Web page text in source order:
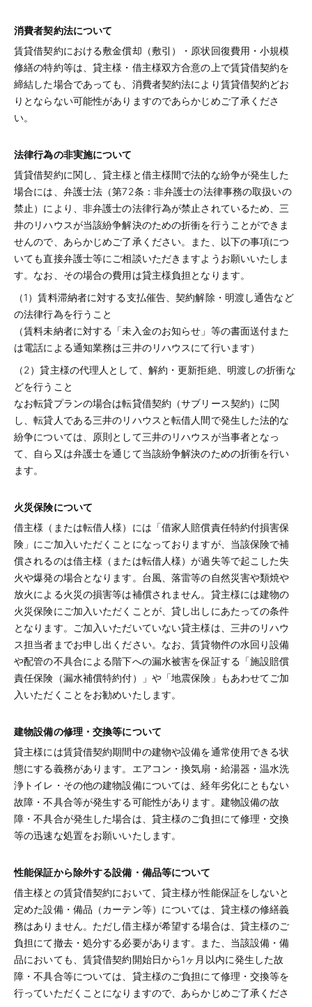
消費者契約法について
賃貸借契約における敷金償却（敷引）・原状回復費用・小規模
修繕の特約等は、貸主様・借主様双方合意の上で賃貸借契約を
締結した場合であっても、消費者契約法により賃貸借契約どお
りとならない可能性がありますのであらかじめご了承くださ
い。
法律行為の非実施について
賃貸借契約に関し、貸主様と借主様間で法的な紛争が発生した
場合には、弁護士法（第72条：非弁護士の法律事務の取扱いの
禁止）により、非弁護士の法律行為が禁止されているため、三
井のリハウスが当該紛争解決のための折衝を行うことができま
せんので、あらかじめご了承ください。また、以下の事項につ
いても直接弁護士等にご相談いただきますようお願いいたしま
す。なお、その場合の費用は貸主様負担となります。
（1）賃料滞納者に対する支払催告、契約解除・明渡し通告など
の法律行為を行うこと
（賃料未納者に対する「未入金のお知らせ」等の書面送付また
は電話による通知業務は三井のリハウスにて行います）
（2）貸主様の代理人として、解約・更新拒絶、明渡しの折衝な
どを行うこと
なお転貸プランの場合は転貸借契約（サブリース契約）に関
し、転貸人である三井のリハウスと転借人間で発生した法的な
紛争については、原則として三井のリハウスが当事者となっ
て、自ら又は弁護士を通じて当該紛争解決のための折衝を行い
ます。
火災保険について
借主様（または転借人様）には「借家人賠償責任特約付損害保
険」にご加入いただくことになっておりますが、当該保険で補
償されるのは借主様（または転借人様）が過失等で起こした失
火や爆発の場合となります。台風、落雷等の自然災害や類焼や
放火による火災の損害等は補償されません。貸主様には建物の
火災保険にご加入いただくことが、貸し出しにあたっての条件
となります。ご加入いただいていない貸主様は、三井のリハウ
ス担当者までお申し出ください。なお、賃貸物件の水回り設備
や配管の不具合による階下への漏水被害を保証する「施設賠償
責任保険（漏水補償特約付）」や「地震保険」もあわせてご加
入いただくことをお勧めいたします。
建物設備の修理・交換等について
貸主様には賃貸借契約期間中の建物や設備を通常使用できる状
態にする義務があります。エアコン・換気扇・給湯器・温水洗
浄トイレ・その他の建物設備については、経年劣化にともない
故障・不具合等が発生する可能性があります。建物設備の故
障・不具合が発生した場合は、貸主様のご負担にて修理・交換
等の迅速な処置をお願いいたします。
性能保証から除外する設備・備品等について
借主様との賃貸借契約において、貸主様が性能保証をしないと
定めた設備・備品（カーテン等）については、貸主様の修繕義
務はありません。ただし借主様が希望する場合は、貸主様のご
負担にて撤去・処分する必要があります。また、当該設備・備
品においても、賃貸借契約開始日から1ヶ月以内に発生した故
障・不具合等については、貸主様のご負担にて修理・交換等を
行っていただくことになりますので、あらかじめご了承くださ